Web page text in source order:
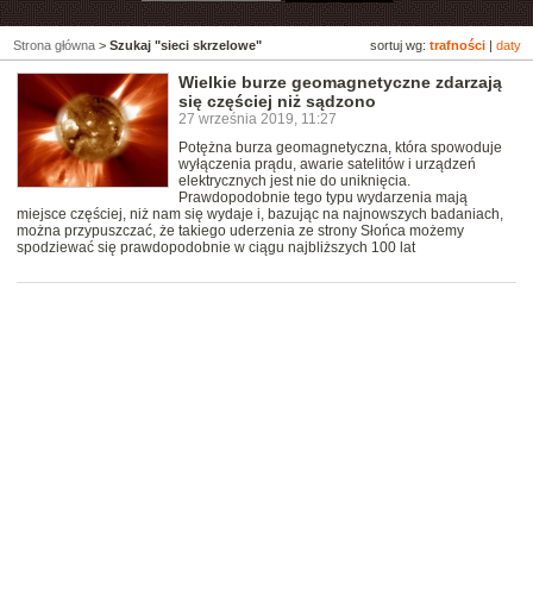
sortuj wg: trafności daty
Strona główna > Szukaj "sieci skrzelowe"
Wielkie burze geomagnetyczne zdarzają
się częściej niż sądzono
27 września 2019, 11:27
Potężna burza geomagnetyczna, która spowoduje
wyłączenia prądu, awarie satelitów i urządzeń
elektrycznych jest nie do uniknięcia.
Prawdopodobnie tego typu wydarzenia mają
miejsce częściej, niż nam się wydaje i, bazując na najnowszych badaniach,
można przypuszczać, że takiego uderzenia ze strony Słońca możemy
spodziewać się prawdopodobnie w ciągu najbliższych 100 lat